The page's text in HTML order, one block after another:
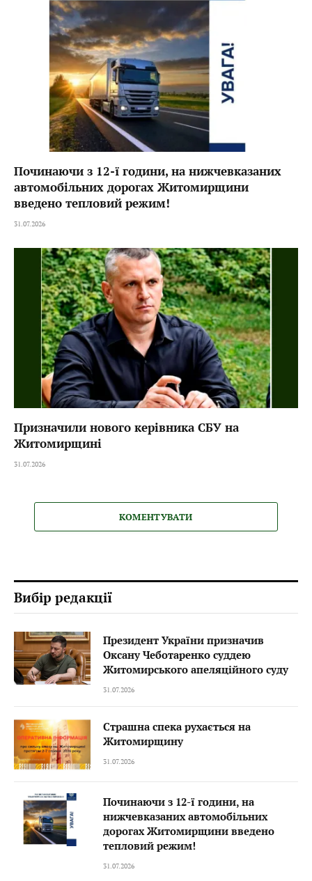
Починаючи з 12-ї години, на нижчевказаних
автомобільних дорогах Житомирщини
введено тепловий режим!
31.07.2026
Призначили нового керівника СБУ на
Житомирщині
31.07.2026
КОМЕНТУВАТИ
Вибір редакції
Президент України призначив
Оксану Чеботаренко суддею
Житомирського апеляційного суду
31.07.2026
Страшна спека рухається на
Житомирщину
31.07.2026
Починаючи з 12-ї години, на
нижчевказаних автомобільних
дорогах Житомирщини введено
тепловий режим!
31.07.2026